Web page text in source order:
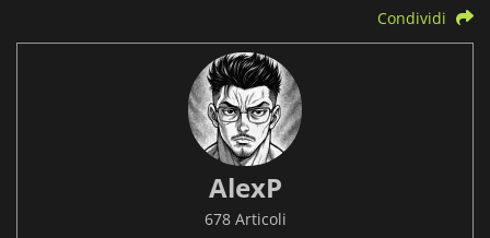
Condividi
AlexP
678 Articoli